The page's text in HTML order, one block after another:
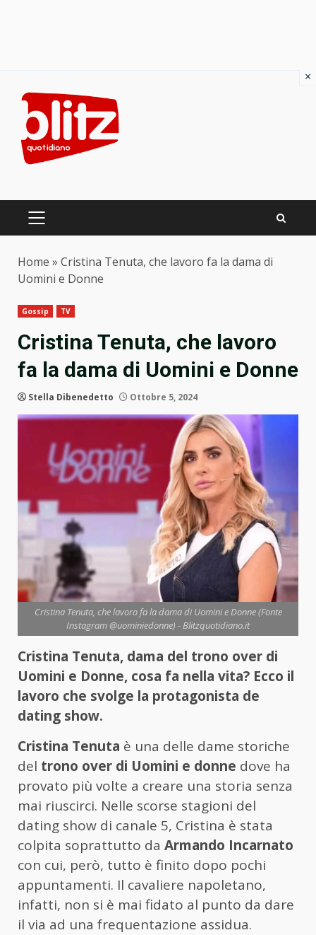
content
PRIMARY
Home » Cristina Tenuta, che lavoro fa la dama di
Uomini e Donne
Gossip TV
Cristina Tenuta, che lavoro
fa la dama di Uomini e Donne
Stella Dibenedetto Ottobre 5, 2024
Cristina Tenuta, che lavoro fa la dama di Uomini e Donne (Fonte
Instagram @uominiedonne) - Blitzquotidiano.it
Cristina Tenuta, dama del trono over di
Uomini e Donne, cosa fa nella vita? Ecco il
lavoro che svolge la protagonista de
dating show.
Cristina Tenuta è una delle dame storiche
del trono over di Uomini e donne dove ha
provato più volte a creare una storia senza
mai riuscirci. Nelle scorse stagioni del
dating show di canale 5, Cristina è stata
colpita soprattutto da Armando Incarnato
con cui, però, tutto è finito dopo pochi
appuntamenti. Il cavaliere napoletano,
infatti, non si è mai fidato al punto da dare
il via ad una frequentazione assidua.
×